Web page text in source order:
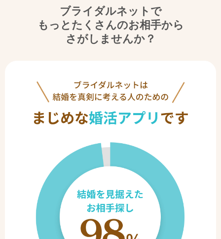
ブライダルネットで
もっとたくさんのお相手から
さがしませんか？